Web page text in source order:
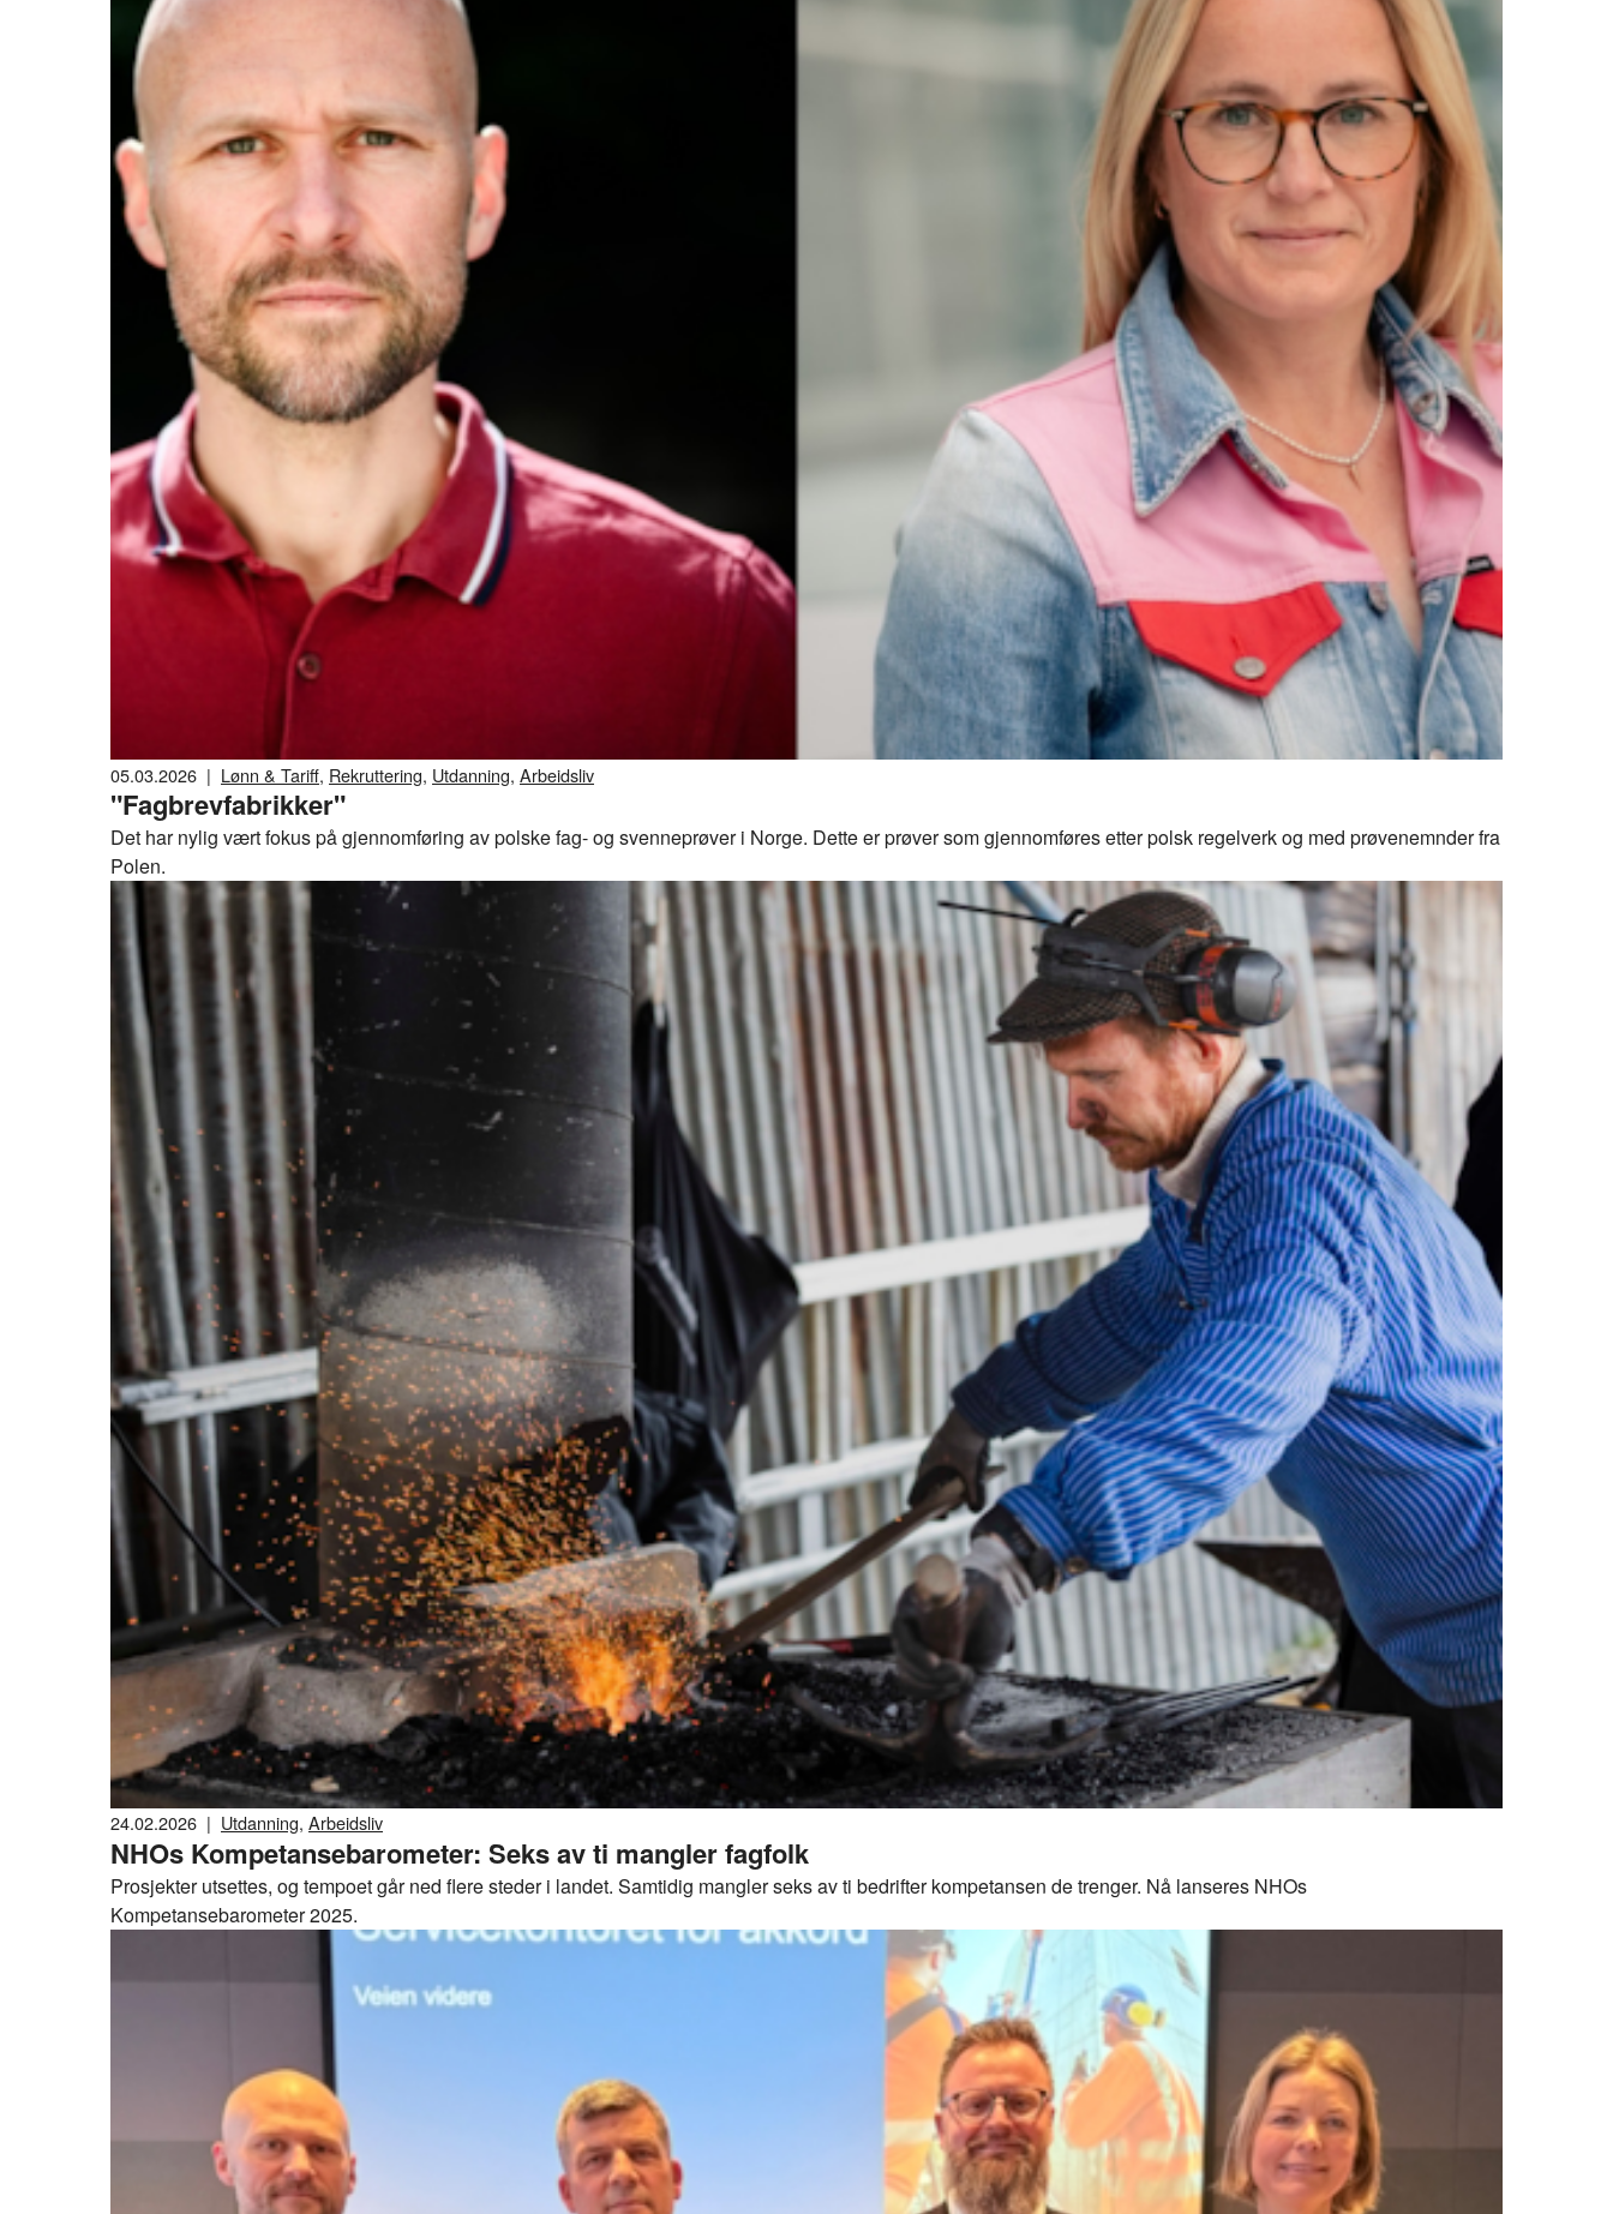
05.03.2026 | Lønn & Tariff, Rekruttering, Utdanning, Arbeidsliv
"Fagbrevfabrikker"
Det har nylig vært fokus på gjennomføring av polske fag- og svenneprøver i Norge. Dette er prøver som gjennomføres etter polsk regelverk og med prøvenemnder fra
Polen.
24.02.2026 | Utdanning, Arbeidsliv
NHOs Kompetansebarometer: Seks av ti mangler fagfolk
Prosjekter utsettes, og tempoet går ned flere steder i landet. Samtidig mangler seks av ti bedrifter kompetansen de trenger. Nå lanseres NHOs
Kompetansebarometer 2025.